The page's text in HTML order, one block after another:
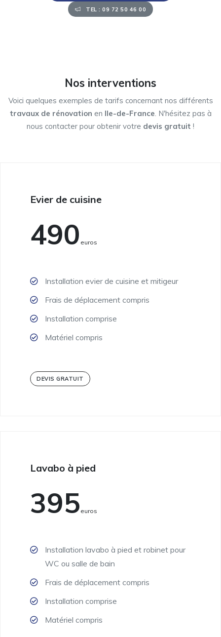
TEL : 09 72 50 46 00
Nos interventions
Voici quelques exemples de tarifs concernant nos différents
travaux de rénovation en Ile-de-France. N'hésitez pas à
nous contacter pour obtenir votre devis gratuit !
Evier de cuisine
490 Euros
Installation evier de cuisine et mitigeur
Frais de déplacement compris
Installation comprise
Matériel compris
DEVIS GRATUIT
Lavabo à pied
395 Euros
Installation lavabo à pied et robinet pour
WC ou salle de bain
Frais de déplacement compris
Installation comprise
Matériel compris